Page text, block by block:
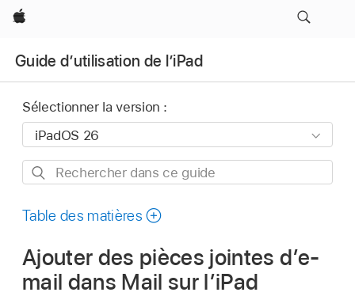
Apple
Guide d’utilisation de l’iPad
Sélectionner la version :
Rechercher
ce
Table des matières
Ajouter des pièces jointes d’e-
mail dans Mail sur l’iPad